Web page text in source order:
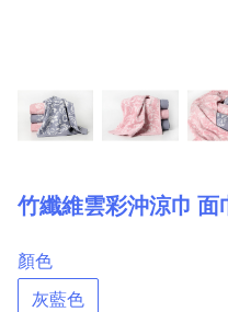
竹纖維雲彩沖涼巾 面
顏色
灰藍色